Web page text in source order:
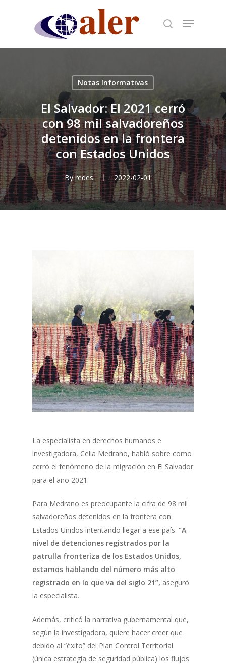
content
Notas Informativas
El Salvador: El 2021 cerró
con 98 mil salvadoreños
detenidos en la frontera
con Estados Unidos
By redes 2022-02-01
La especialista en derechos humanos e
investigadora, Celia Medrano, habló sobre como
cerró el fenómeno de la migración en El Salvador
para el año 2021.
Para Medrano es preocupante la cifra de 98 mil
salvadoreños detenidos en la frontera con
Estados Unidos intentando llegar a ese país. “A
nivel de detenciones registrados por la
patrulla fronteriza de los Estados Unidos,
estamos hablando del número más alto
registrado en lo que va del siglo 21”, aseguró
la especialista.
Además, criticó la narrativa gubernamental que,
según la investigadora, quiere hacer creer que
debido al “éxito” del Plan Control Territorial
(única estrategia de seguridad pública) los flujos